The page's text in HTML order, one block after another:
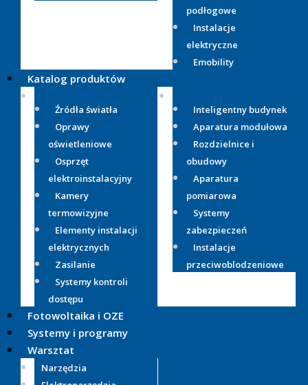
podłogowe
Instalacje
elektryczne
Emobility
Katalog produktów
Źródła światła
Oprawy
oświetleniowe
Osprzęt
elektroinstalacyjny
Kamery
termowizyjne
Elementy instalacji
elektrycznych
Zasilanie
Systemy kontroli
dostępu
Inteligentny budynek
Aparatura modułowa
Rozdzielnice i
obudowy
Aparatura
pomiarowa
Systemy
zabezpieczeń
Instalacje
przeciwoblodzeniowe
Fotowoltaika i OZE
Systemy i programy
Warsztat
Narzędzia